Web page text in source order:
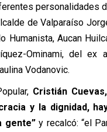
personalidades
de Valparaíso
Humanista, Aucan
Ominami, del
Vodanovic.
Cristián
y la dignidad,
gente”y recalcó: “el